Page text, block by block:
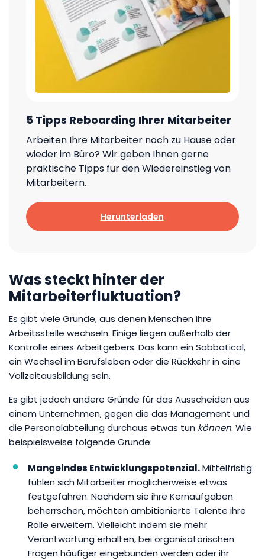
5 Tipps Reboarding Ihrer Mitarbeiter
Arbeiten Ihre Mitarbeiter noch zu Hause oder
wieder im Büro? Wir geben Ihnen gerne
praktische Tipps für den Wiedereinstieg von
Mitarbeitern.
Herunterladen
Was steckt hinter der
Mitarbeiterfluktuation?
Es gibt viele Gründe, aus denen Menschen ihre
Arbeitsstelle wechseln. Einige liegen außerhalb der
Kontrolle eines Arbeitgebers. Das kann ein Sabbatical,
ein Wechsel im Berufsleben oder die Rückkehr in eine
Vollzeitausbildung sein.
Es gibt jedoch andere Gründe für das Ausscheiden aus
einem Unternehmen, gegen die das Management und
die Personalabteilung durchaus etwas tun können. Wie
beispielsweise folgende Gründe:
Mangelndes Entwicklungspotenzial.Mittelfristig
fühlen sich Mitarbeiter möglicherweise etwas
festgefahren. Nachdem sie ihre Kernaufgaben
beherrschen, möchten ambitionierte Talente ihre
Rolle erweitern. Vielleicht indem sie mehr
Verantwortung erhalten, bei organisatorischen
Fragen häufiger eingebunden werden oder ihr